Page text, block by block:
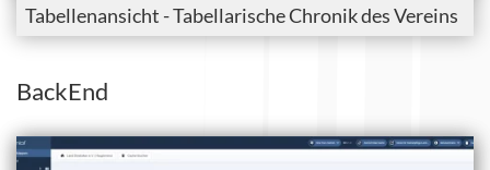
Tabellenansicht - Tabellarische Chronik des Vereins
BackEnd